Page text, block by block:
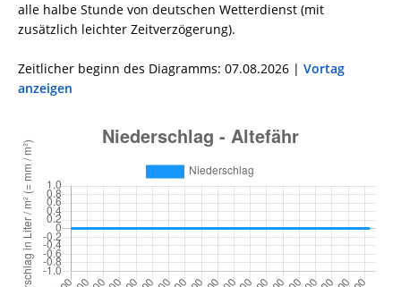
alle halbe Stunde von deutschen Wetterdienst (mit
zusätzlich leichter Zeitverzögerung).
Zeitlicher beginn des Diagramms: 07.08.2026 | Vortag
anzeigen